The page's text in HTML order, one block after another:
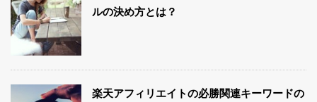
ルの決め方とは？
楽天アフィリエイトの必勝関連キーワードの